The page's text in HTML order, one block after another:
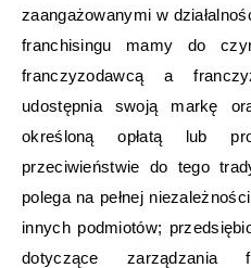
zaangażowanymi w
franchisingu mamy do
franczyzodawcą a
udostępnia swoją markę
określoną opłatą lub
przeciwieństwie do tego
polega na pełnej
innych podmiotów;
dotyczące zarządzania